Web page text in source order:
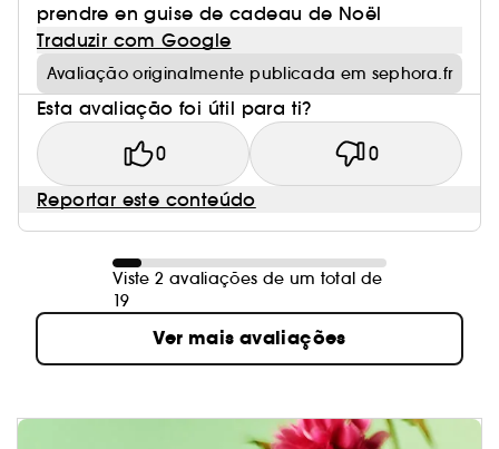
prendre en guise de cadeau de Noël
Traduzir com Google
Avaliação originalmente publicada em sephora.fr
Esta avaliação foi útil para ti?
0 0
Reportar este conteúdo
Viste 2 avaliações de um total de
19
Ver mais avaliações